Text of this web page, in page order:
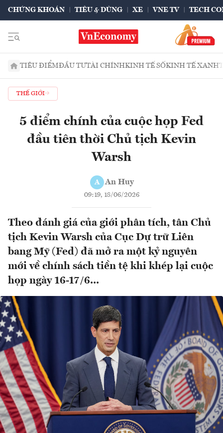
CHỨNG KHOÁN TIÊU & DÙNG XE VNE TV TECH
TIÊU ĐIỂMĐẦU TƯTÀI CHÍNHKINH TẾ SỐKINH TẾ XANH
THẾ GIỚI
5 điểm chính của cuộc họp Fed
đầu tiên thời Chủ tịch Kevin
Warsh
A An Huy
09:19, 18/06/2026
Theo đánh giá của giới phân tích, tân Chủ
tịch Kevin Warsh của Cục Dự trữ Liên
bang Mỹ (Fed) đã mở ra một kỷ nguyên
mới về chính sách tiền tệ khi khép lại cuộc
họp ngày 16-17/6...